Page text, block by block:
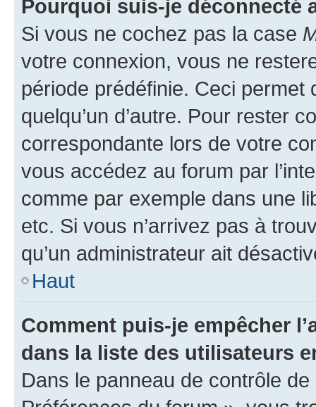
Pourquoi suis-je déconnecté
Si vous ne cochez pas la case
votre connexion, vous ne
période prédéfinie. Ceci permet
quelqu’un d’autre. Pour rester
correspondante lors de votre
vous accédez au forum par
comme par exemple dans une
etc. Si vous n’arrivez pas à
qu’un administrateur ait
Haut
Comment puis-je empêcher
dans la liste des utilisateurs
Dans le panneau de contrôle